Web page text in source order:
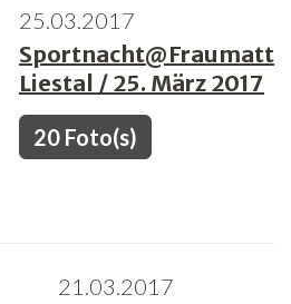
25.03.2017
Sportnacht@Fraumatt
Liestal / 25. März 2017
20 Foto(s)
21.03.2017